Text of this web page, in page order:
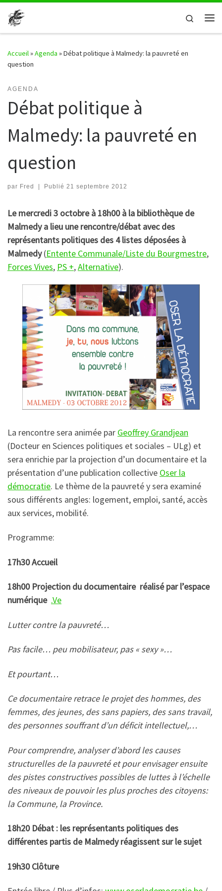
Passer au contenu
Search
Accueil»Agenda »Débat politique à Malmedy: la pauvreté en
question
AGENDA
Débat politique à
Malmedy: la pauvreté en
question
par Fred | Publié 21 septembre 2012
Le mercredi 3 octobre à 18h00 à la bibliothèque de
Malmedy a lieu une rencontre/débat avec des
représentants politiques des 4 listes déposées à
Malmedy(Entente Communale/Liste du Bourgmestre,
Forces Vives, PS +,Alternative).
La rencontre sera animée par Geoffrey Grandjean
(Docteur en Sciences politiques et sociales – ULg) et
sera enrichie par la projection d’un documentaire et la
présentation d’une publication collective Oser la
démocratie. Le thème de la pauvreté y sera examiné
sous différents angles: logement, emploi, santé, accès
aux services, mobilité.
Programme:
17h30 Accueil
18h00 Projection du documentaire réalisé par l’espace
numérique .Ve
Lutter contre la pauvreté…
Pas facile… peu mobilisateur, pas « sexy »…
Et pourtant…
Ce documentaire retrace le projet des hommes, des
femmes, des jeunes, des sans papiers, des sans travail,
des personnes souffrant d’un déficit intellectuel,…
Pour comprendre, analyser d’abord les causes
structurelles de la pauvreté et pour envisager ensuite
des pistes constructives possibles de luttes à l’échelle
des niveaux de pouvoir les plus proches des citoyens:
la Commune, la Province.
18h20 Débat : les représentants politiques des
différentes partis de Malmedyréagissent sur le sujet
19h30 Clôture